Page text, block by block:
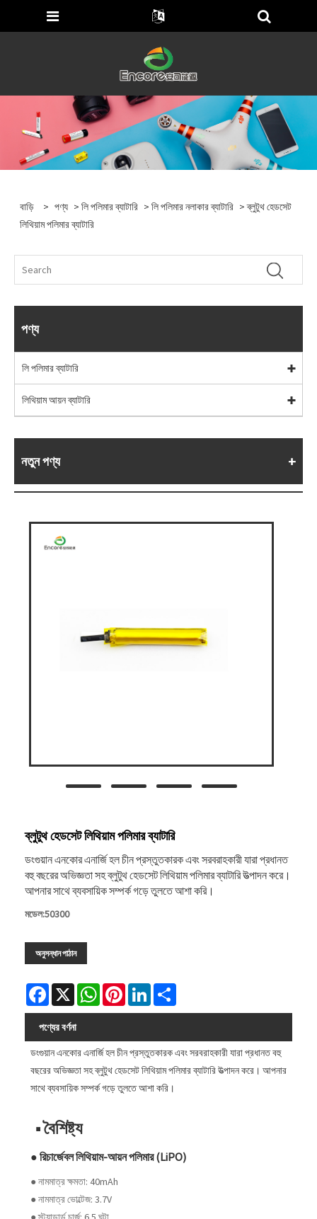
বাড়ি > পণ্য >লি পলিমার ব্যাটারি >লি পলিমার নলাকার ব্যাটারি > ব্লুটুথ হেডসেট
লিথিয়াম পলিমার ব্যাটারি
পণ্য
লি পলিমার ব্যাটারি
লিথিয়াম আয়ন ব্যাটারি
নতুন পণ্য
ব্লুটুথ হেডসেট লিথিয়াম পলিমার ব্যাটারি
ডংগুয়ান এনকোর এনার্জি হল চীন প্রস্তুতকারক এবং সরবরাহকারী যারা প্রধানত
বহু বছরের অভিজ্ঞতা সহ ব্লুটুথ হেডসেট লিথিয়াম পলিমার ব্যাটারি উত্পাদন করে।
আপনার সাথে ব্যবসায়িক সম্পর্ক গড়ে তুলতে আশা করি।
মডেল:50300
অনুসন্ধান পাঠান
Facebook
X WhatsAppPinterestLinkedIn
পণ্যের বর্ণনা
ডংগুয়ান এনকোর এনার্জি হল চীন প্রস্তুতকারক এবং সরবরাহকারী যারা প্রধানত বহু
বছরের অভিজ্ঞতা সহ ব্লুটুথ হেডসেট লিথিয়াম পলিমার ব্যাটারি উত্পাদন করে। আপনার
সাথে ব্যবসায়িক সম্পর্ক গড়ে তুলতে আশা করি।
■ বৈশিষ্ট্য
● রিচার্জেবল লিথিয়াম-আয়ন পলিমার (LiPO)
● নামমাত্র ক্ষমতা: 40mAh
● নামমাত্র ভোল্টেজ: 3.7V